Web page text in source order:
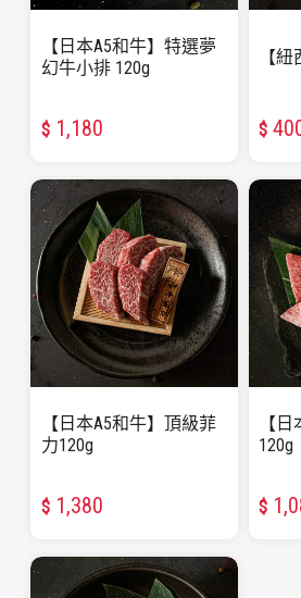
【日本A5和牛】特選夢
幻牛小排 120g
$ 1,180
【
$
【日本A5和牛】頂級菲
力120g
$ 1,380
【
120g
$